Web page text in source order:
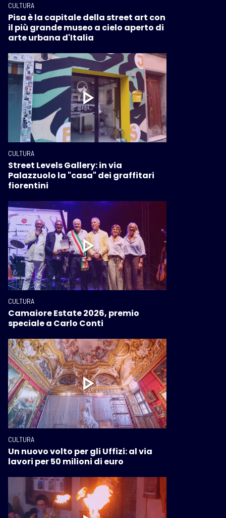
CULTURA
Pisa è la capitale della street art con
il più grande museo a cielo aperto di
arte urbana d'Italia
CULTURA
Street Levels Gallery: in via
Palazzuolo la "casa" dei graffitari
fiorentini
CULTURA
Camaiore Estate 2026, premio
speciale a Carlo Conti
CULTURA
Un nuovo volto per gli Uffizi: al via
lavori per 50 milioni di euro